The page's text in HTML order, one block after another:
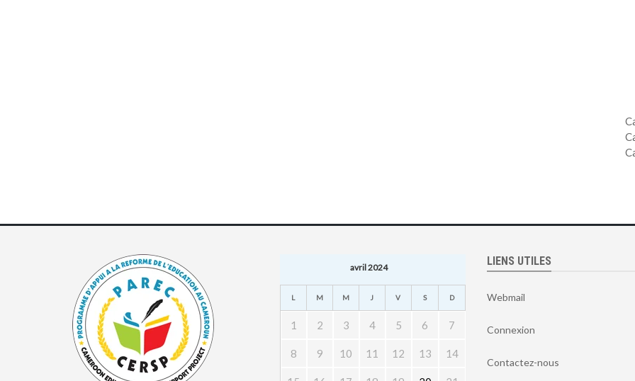
avril 2024
L M M J V S D
1 2 3 4 5 6 7
8 9 10 11 12 13 14
LIENS UTILES
Webmail
Connexion
Contactez-nous